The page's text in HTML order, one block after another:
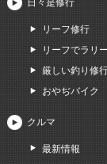
日々是修行
リーフ修行
リーフでラリー
厳しい釣り修
おやぢバイク
クルマ
最新情報